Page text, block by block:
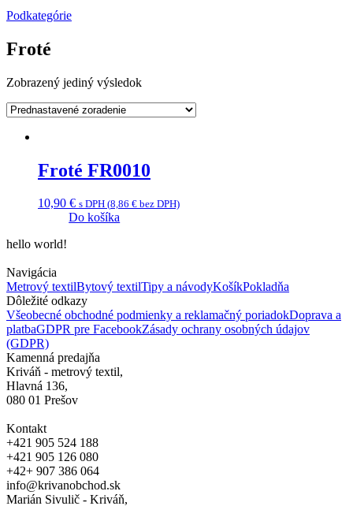
Podkategórie
Froté
Zobrazený jediný výsledok
Froté FR0010
10,90 € s DPH (8,86 € bez DPH)
Do košíka
hello world!
Navigácia
Metrový textilBytový textilTipy a návodyKošíkPokladňa
Dôležité odkazy
Všeobecné obchodné podmienky a reklamačný poriadokDoprava a
platbaGDPR pre FacebookZásady ochrany osobných údajov
(GDPR)
Kamenná predajňa
Kriváň - metrový textil,
Hlavná 136,
080 01 Prešov
Kontakt
+421 905 524 188
+421 905 126 080
+42+ 907 386 064
info@krivanobchod.sk
Marián Sivulič - Kriváň,